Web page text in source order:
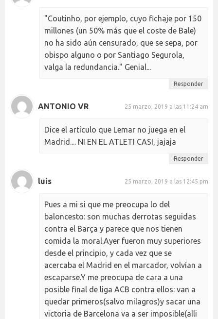
"Coutinho, por ejemplo, cuyo fichaje por 150
millones (un 50% más que el coste de Bale)
no ha sido aún censurado, que se sepa, por
obispo alguno o por Santiago Segurola,
valga la redundancia." Genial...
Responder
ANTONIO VR 25 marzo, 2019 a las 11:24 am
Dice el artículo que Lemar no juega en el
Madrid.... NI EN EL ATLETI CASI, jajaja
Responder
luis 25 marzo, 2019 a las 12:45 pm
Pues a mi si que me preocupa lo del
baloncesto: son muchas derrotas seguidas
contra el Barça y parece que nos tienen
comida la moral.Ayer fueron muy superiores
desde el principio, y cada vez que se
acercaba el Madrid en el marcador, volvían a
escaparse.Y me preocupa de cara a una
posible final de liga ACB contra ellos: van a
quedar primeros(salvo milagros)y sacar una
victoria de Barcelona va a ser imposible(alli